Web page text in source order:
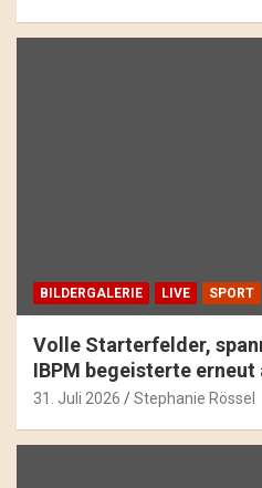
BILDERGALERIE LIVE SPORT
Volle Starterfelder,
IBPM begeisterte
31. Juli 2026 Stephanie Rössel